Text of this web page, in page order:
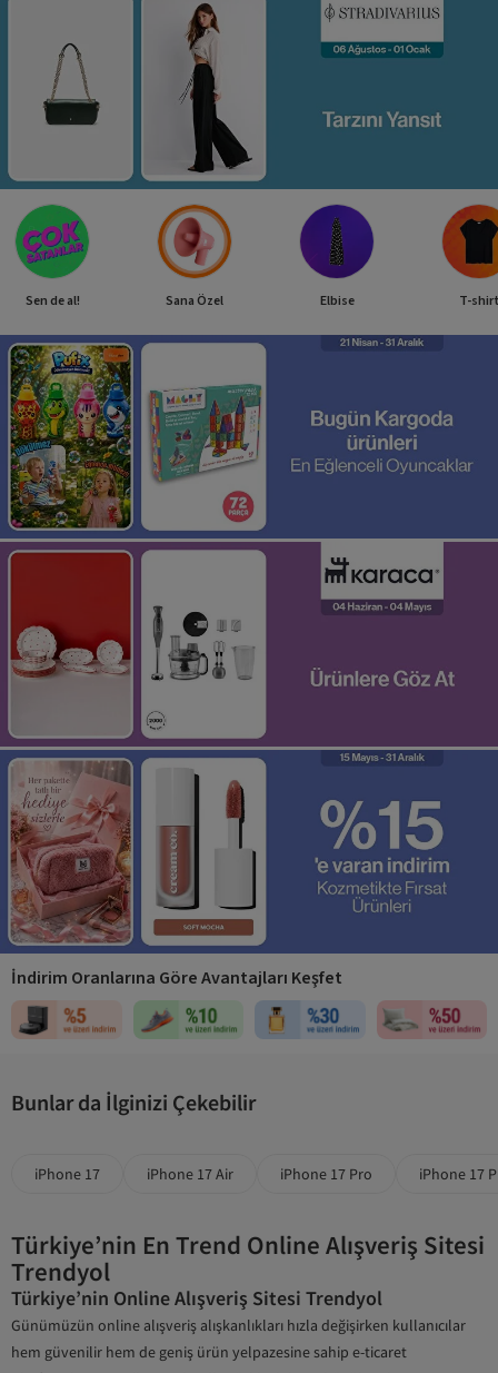
Sen de al! Sana Özel Elbise T-
İndirim Oranlarına Göre Avantajları Keşfet
Bunlar da İlginizi Çekebilir
iPhone 17 iPhone 17 Air iPhone 17 Pro iPhone 17
Türkiye’nin En Trend Online Alışveriş Sitesi
Trendyol
Türkiye’nin Online Alışveriş Sitesi Trendyol
Günümüzün online alışveriş alışkanlıkları hızla değişirken kullanıcılar
hem güvenilir hem de geniş ürün yelpazesine sahip e-ticaret